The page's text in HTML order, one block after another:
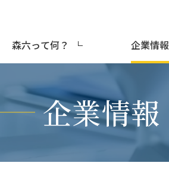
森六って何？ 企業情報
企業情報